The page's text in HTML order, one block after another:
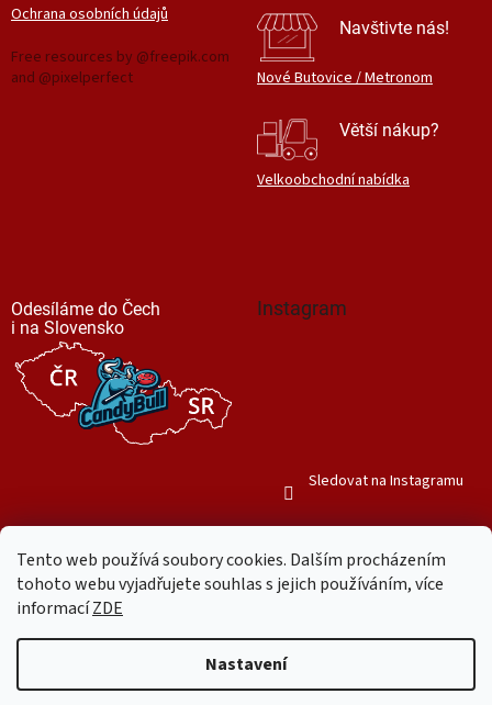
Tento web používá soubory cookies. Dalším procházením
tohoto webu vyjadřujete souhlas s jejich používáním, více
informacíZDE
Nastavení
Ochrana osobních údajů
Free resources by @freepik.com
and @pixelperfect
Navštivte nás!
Nové Butovice / Metronom
Větší nákup?
Velkoobchodní nabídka
Odesíláme do Čech
i na Slovensko
Instagram
Sledovat na Instagramu
Copyright 2026Mr. Candy Bull. Všechna práva vyhrazena.Upravit